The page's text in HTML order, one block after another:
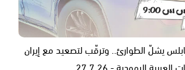
يشلّ الطوارئ.. وترقّب لتصعيد مع إيران
اليهودية - 27.7.26